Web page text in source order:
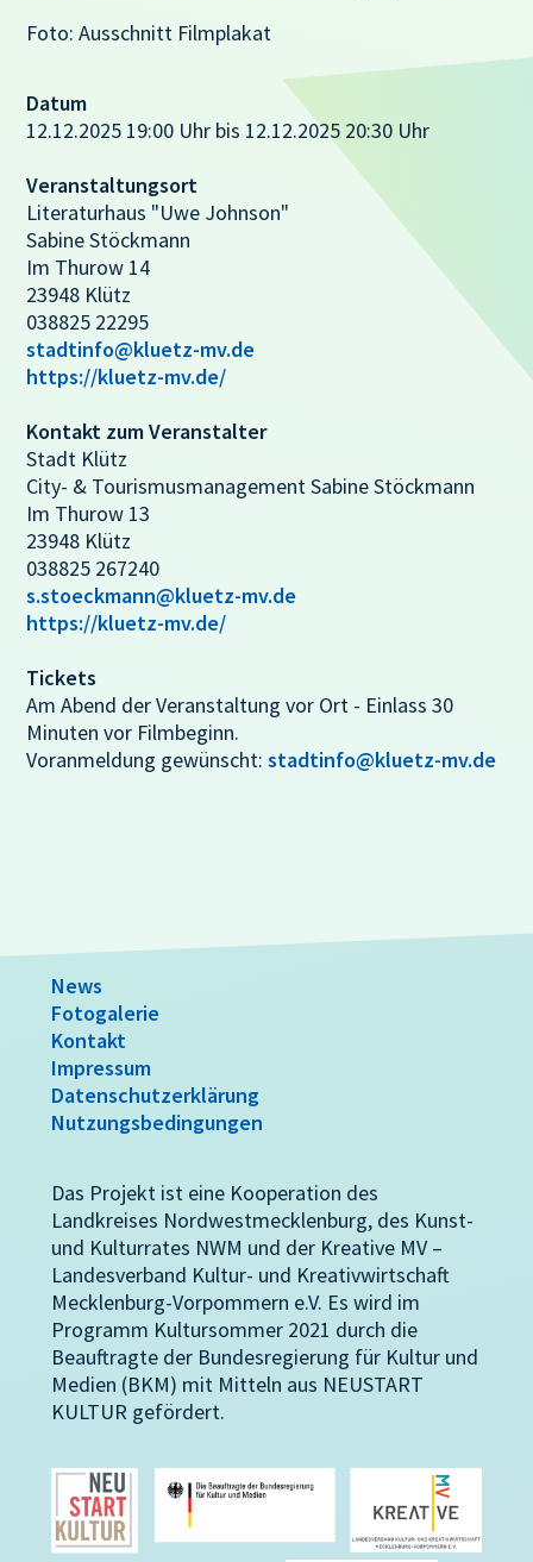
Foto: Ausschnitt Filmplakat
Datum
12.12.2025 19:00 Uhr bis 12.12.2025 20:30 Uhr
Veranstaltungsort
Literaturhaus "Uwe Johnson"
Sabine Stöckmann
Im Thurow 14
23948 Klütz
038825 22295
stadtinfo@kluetz-mv.de
https://kluetz-mv.de/
Kontakt zum Veranstalter
Stadt Klütz
City- & Tourismusmanagement Sabine Stöckmann
Im Thurow 13
23948 Klütz
038825 267240
s.stoeckmann@kluetz-mv.de
https://kluetz-mv.de/
Tickets
Am Abend der Veranstaltung vor Ort - Einlass 30
Minuten vor Filmbeginn.
Voranmeldung gewünscht:stadtinfo@kluetz-mv.de
News
Fotogalerie
Kontakt
Impressum
Datenschutzerklärung
Nutzungsbedingungen
Das Projekt ist eine Kooperation des
Landkreises Nordwestmecklenburg, des Kunst-
und Kulturrates NWM und der Kreative MV –
Landesverband Kultur- und Kreativwirtschaft
Mecklenburg-Vorpommern e.V. Es wird im
Programm Kultursommer 2021 durch die
Beauftragte der Bundesregierung für Kultur und
Medien (BKM) mit Mitteln aus NEUSTART
KULTUR gefördert.